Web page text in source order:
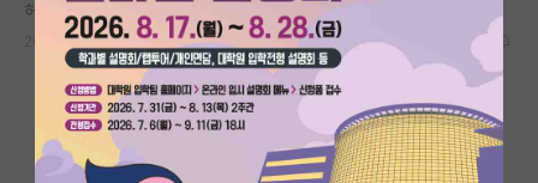
연구실&오픈랩
커뮤니티
커뮤니티 홈
전체글보기
허기진 루이 파스퇴르
2022.02.25 8 3568